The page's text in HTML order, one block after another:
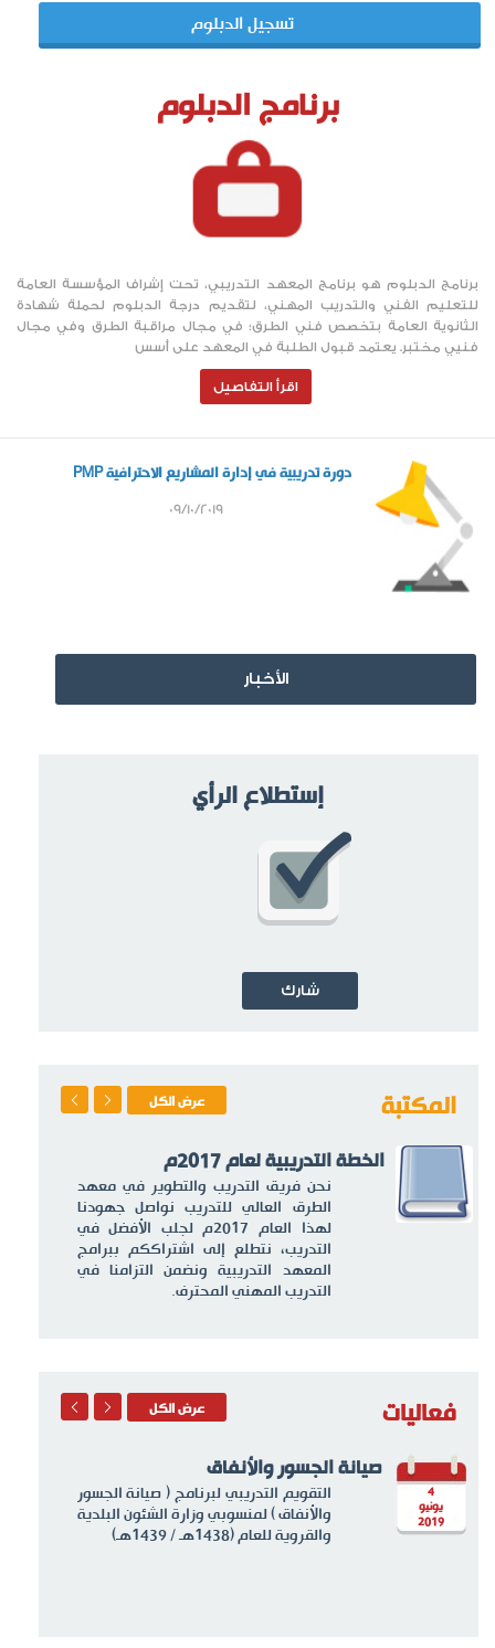
تسجيل الدبلوم
برنامج الدبلوم
برنامج الدبلوم هو برنامج المعهد التدريبي، تحت إشراف المؤسسة العامة
للتعليم الفني والتدريب المهني، لتقديم درجة الدبلوم لحملة شهادة
الثانوية العامة بتخصص فني الطرق؛ في مجال مراقبة الطرق وفي مجال
فنيي مختبر. يعتمد قبول الطلبة في المعهد على أسس
اقرأ التفاصيل
دورة تدريبية في إدارة المشاريع الاحترافية PMP
09/10/2019
الأخبار
إستطلاع الرأي
شارك
المكتبة عرض الكل
الخطة التدريبية لعام 2017م
نحن فريق التدريب والتطوير في معهد
الطرق العالي للتدريب نواصل جهودنا
لهذا العام 2017م لجلب الأفضل في
التدريب، نتطلع إلى اشتراككم ببرامج
المعهد التدريبية ونضمن التزامنا في
التدريب المهني المحترف.
فعاليات عرض الكل
4
يونيو
2019
صيانة الجسور والأنفاق
التقويم التدريبي لبرنامج ( صيانة الجسور
والأنفاق ) لمنسوبي وزارة الشئون البلدية
والقروية للعام (1438هـ / 1439هـ)